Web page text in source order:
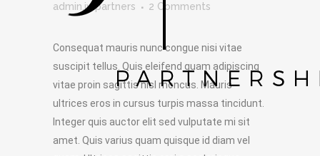
admin.jwpartners
2 Comments
Consequat mauris nunc congue nisi vitae
suscipit tellus. Quis eleifend quam adipiscing
vitae proin sagittis nisl rhoncus. Mauris
ultrices eros in cursus turpis massa tincidunt.
Integer quis auctor elit sed vulputate mi sit
amet. Quis varius quam quisque id diam vel